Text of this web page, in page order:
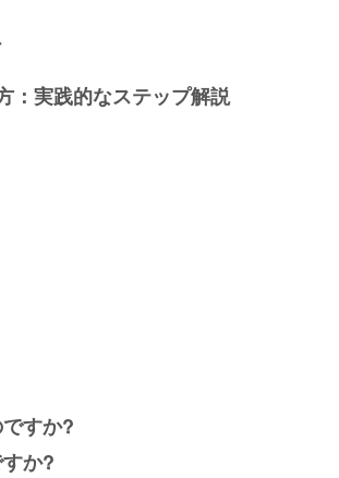
：実践的なステップ解説
すか?
か?